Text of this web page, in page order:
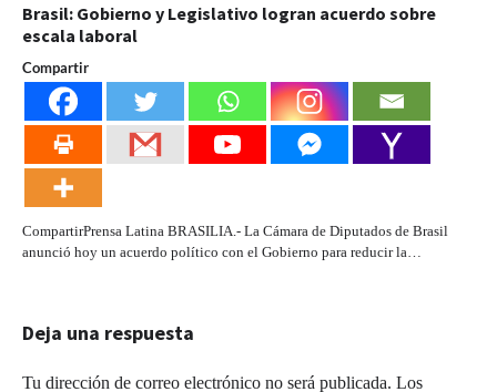
Brasil: Gobierno y Legislativo logran acuerdo sobre
escala laboral
Compartir
CompartirPrensa Latina BRASILIA.- La Cámara de Diputados de Brasil
anunció hoy un acuerdo político con el Gobierno para reducir la…
Deja una respuesta
Tu dirección de correo electrónico no será publicada. Los